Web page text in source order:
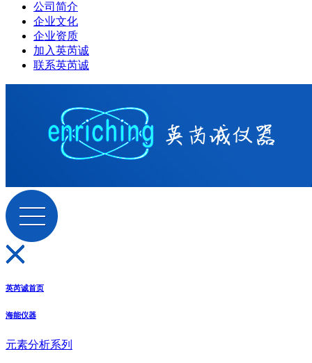
公司简介
企业文化
企业资质
加入英芮诚
联系英芮诚
英芮诚首页
海能仪器
元素分析系列